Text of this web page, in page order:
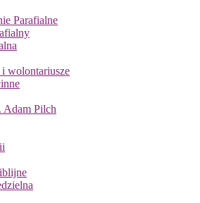
Parafialne
wolontariusze
Adam Pilch